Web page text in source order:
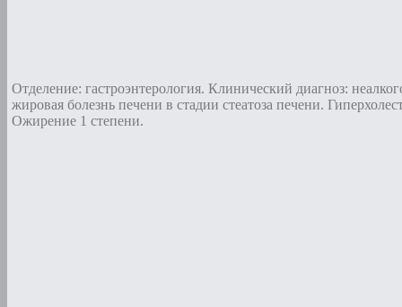
Отделение: гастроэнтерология. Клинический диагноз:
жировая болезнь печени в стадии стеатоза печени.
Ожирение 1 степени.